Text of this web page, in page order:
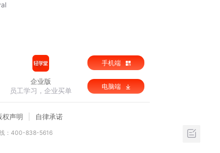
企业版
员工学习，企业买单
手机端
电脑端
权声明 自律承诺
：400-838-5616